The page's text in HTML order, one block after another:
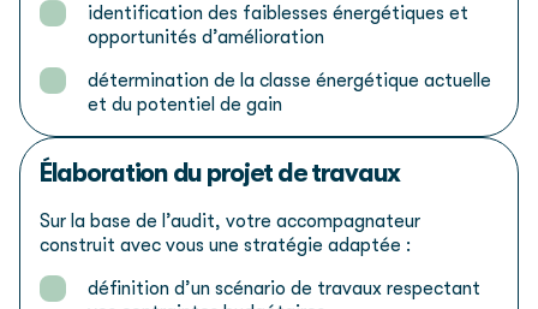
identification des faiblesses énergétiques et
opportunités d’amélioration
détermination de la classe énergétique actuelle
et du potentiel de gain
Élaboration du projet de travaux
Sur la base de l’audit, votre accompagnateur
construit avec vous une stratégie adaptée :
définition d’un scénario de travaux respectant